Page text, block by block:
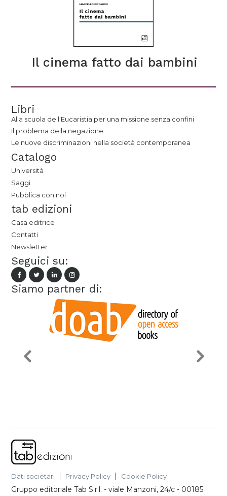
Il cinema fatto dai bambini
Libri
Alla scuola dell'Eucaristia per una missione senza confini
Il problema della negazione
Le nuove discriminazioni nella società contemporanea
Catalogo
Università
Saggi
Pubblica con noi
tab edizioni
Casa editrice
Contatti
Newsletter
Seguici su:
Siamo partner di:
Dati societari Privacy Policy Cookie Policy
Gruppo editoriale Tab S.r.l. -viale Manzoni, 24/c - 00185